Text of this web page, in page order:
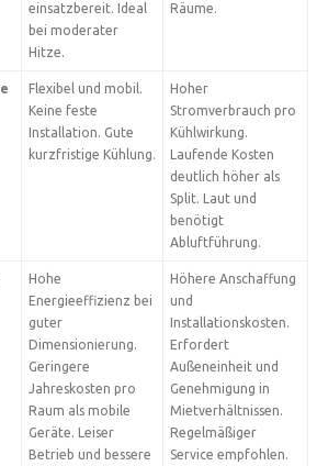
einsatzbereit. Ideal
bei moderater
Hitze.
Räume.
Flexibel und mobil.
Keine feste
Installation. Gute
kurzfristige Kühlung.
Hoher
Stromverbrauch pro
Kühlwirkung.
Laufende Kosten
deutlich höher als
Split. Laut und
benötigt
Abluftführung.
Hohe
Energieeffizienz bei
guter
Dimensionierung.
Geringere
Jahreskosten pro
Raum als mobile
Geräte. Leiser
Betrieb und bessere
Höhere Anschaffung
und
Installationskosten.
Erfordert
Außeneinheit und
Genehmigung in
Mietverhältnissen.
Regelmäßiger
Service empfohlen.